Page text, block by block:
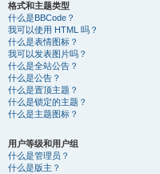
格式和主题类型
什么是BBCode？
我可以使用 HTML 吗？
什么是表情图标？
我可以发表图片吗？
什么是全站公告？
什么是公告？
什么是置顶主题？
什么是锁定的主题？
什么是主题图标？
用户等级和用户组
什么是管理员？
什么是版主？